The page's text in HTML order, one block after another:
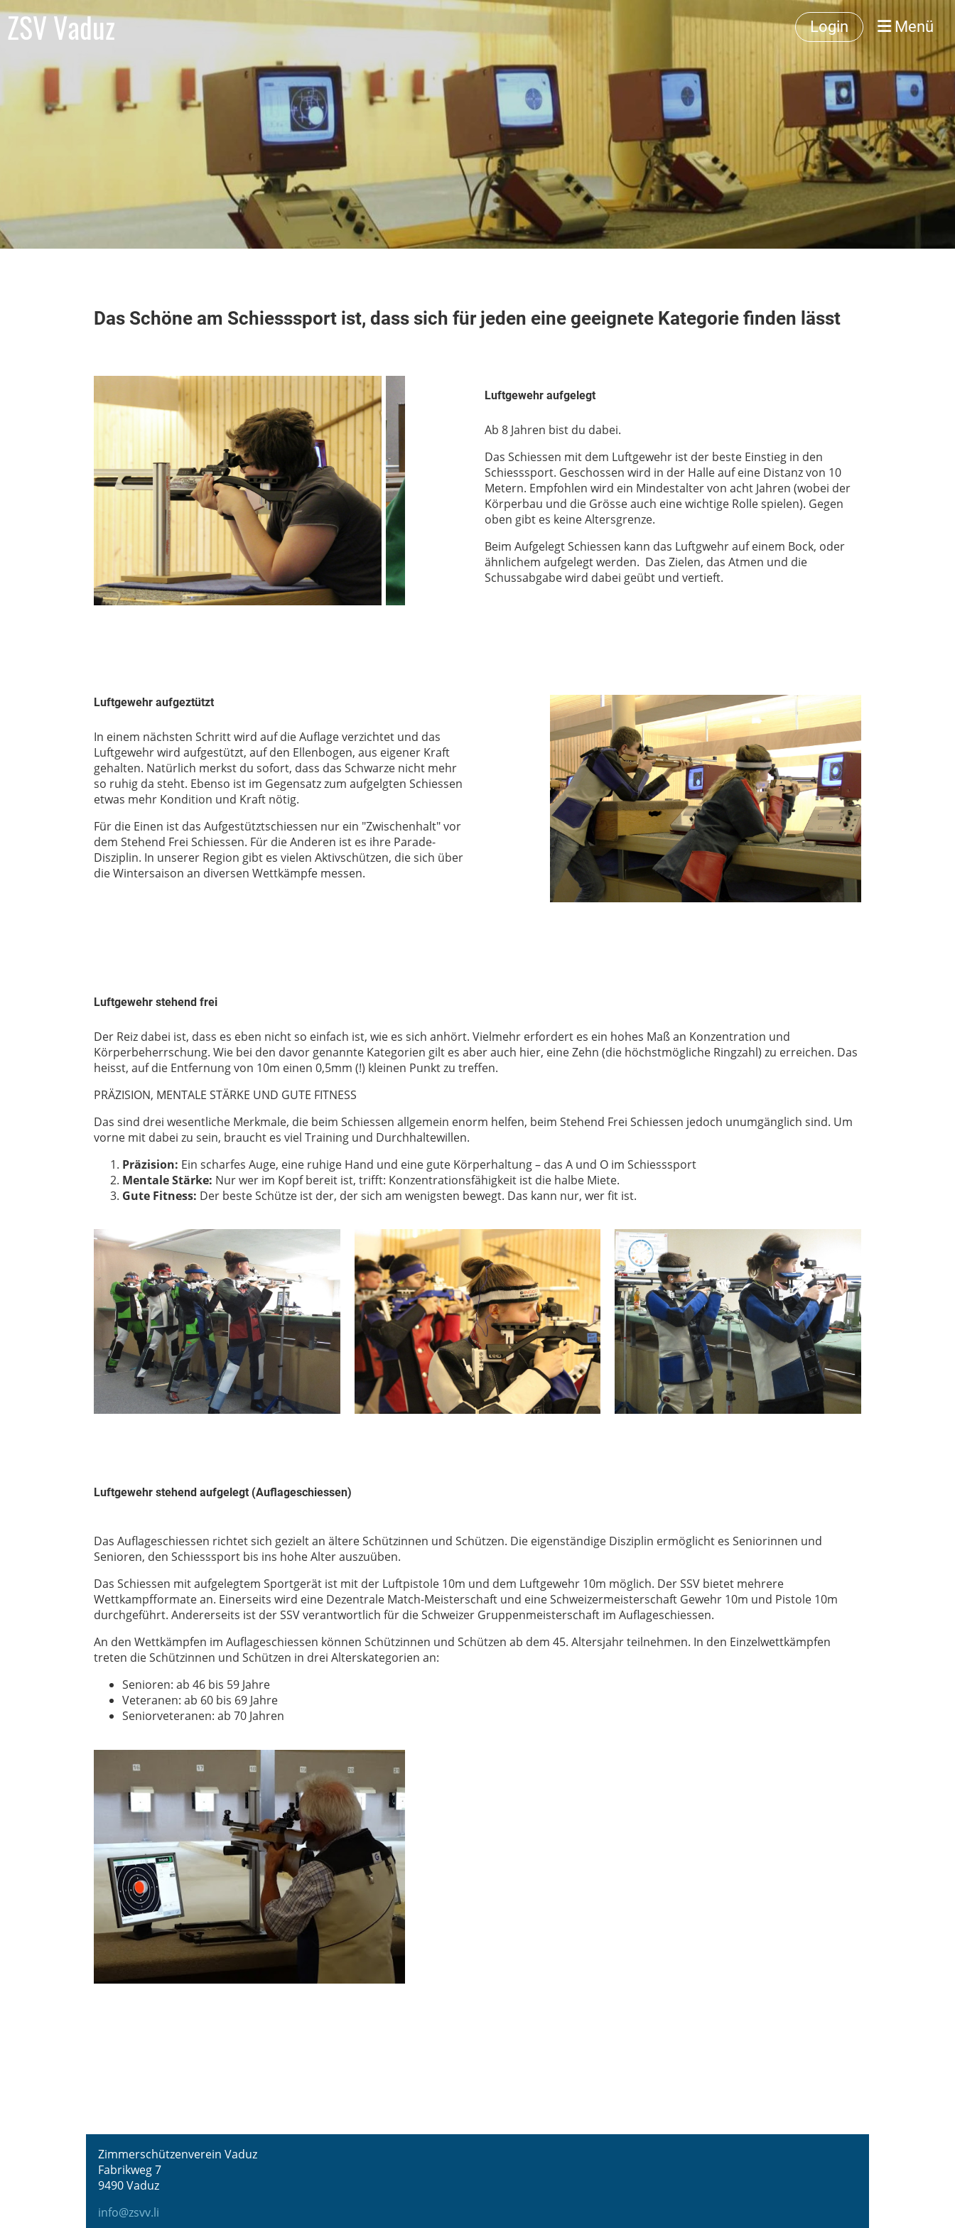
ZSV Vaduz Login Menü
Das Schöne am Schiesssport ist, dass sich für jeden eine geeignete Kategorie finden lässt
Luftgewehr aufgelegt
Ab 8 Jahren bist du dabei.
Das Schiessen mit dem Luftgewehr ist der beste Einstieg in den
Schiesssport. Geschossen wird in der Halle auf eine Distanz von 10
Metern. Empfohlen wird ein Mindestalter von acht Jahren (wobei der
Körperbau und die Grösse auch eine wichtige Rolle spielen). Gegen
oben gibt es keine Altersgrenze.
Beim Aufgelegt Schiessen kann das Luftgwehr auf einem Bock, oder
ähnlichem aufgelegt werden. Das Zielen, das Atmen und die
Schussabgabe wird dabei geübt und vertieft.
Luftgewehr aufgeztützt
In einem nächsten Schritt wird auf die Auflage verzichtet und das
Luftgewehr wird aufgestützt, auf den Ellenbogen, aus eigener Kraft
gehalten. Natürlich merkst du sofort, dass das Schwarze nicht mehr
so ruhig da steht. Ebenso ist im Gegensatz zum aufgelgten Schiessen
etwas mehr Kondition und Kraft nötig.
Für die Einen ist das Aufgestütztschiessen nur ein "Zwischenhalt" vor
dem Stehend Frei Schiessen. Für die Anderen ist es ihre Parade-
Disziplin. In unserer Region gibt es vielen Aktivschützen, die sich über
die Wintersaison an diversen Wettkämpfe messen.
Luftgewehr stehend frei
Der Reiz dabei ist, dass es eben nicht so einfach ist, wie es sich anhört. Vielmehr erfordert es ein hohes Maß an Konzentration und
Körperbeherrschung. Wie bei den davor genannte Kategorien gilt es aber auch hier, eine Zehn (die höchstmögliche Ringzahl) zu erreichen. Das
heisst, auf die Entfernung von 10m einen 0,5mm (!) kleinen Punkt zu treffen.
PRÄZISION, MENTALE STÄRKE UND GUTE FITNESS
Das sind drei wesentliche Merkmale, die beim Schiessen allgemein enorm helfen, beim Stehend Frei Schiessen jedoch unumgänglich sind. Um
vorne mit dabei zu sein, braucht es viel Training und Durchhaltewillen.
Präzision: Ein scharfes Auge, eine ruhige Hand und eine gute Körperhaltung – das A und O im Schiesssport
Mentale Stärke: Nur wer im Kopf bereit ist, trifft: Konzentrationsfähigkeit ist die halbe Miete.
Gute Fitness: Der beste Schütze ist der, der sich am wenigsten bewegt. Das kann nur, wer fit ist.
Luftgewehr stehend aufgelegt (Auflageschiessen)
Das Auflageschiessen richtet sich gezielt an ältere Schützinnen und Schützen. Die eigenständige Disziplin ermöglicht es Seniorinnen und
Senioren, den Schiesssport bis ins hohe Alter auszuüben.
Das Schiessen mit aufgelegtem Sportgerät ist mit der Luftpistole 10m und dem Luftgewehr 10m möglich. Der SSV bietet mehrere
Wettkampfformate an. Einerseits wird eine Dezentrale Match-Meisterschaft und eine Schweizermeisterschaft Gewehr 10m und Pistole 10m
durchgeführt. Andererseits ist der SSV verantwortlich für die Schweizer Gruppenmeisterschaft im Auflageschiessen.
An den Wettkämpfen im Auflageschiessen können Schützinnen und Schützen ab dem 45. Altersjahr teilnehmen. In den Einzelwettkämpfen
treten die Schützinnen und Schützen in drei Alterskategorien an:
Senioren: ab 46 bis 59 Jahre
Veteranen: ab 60 bis 69 Jahre
Seniorveteranen: ab 70 Jahren
Zimmerschützenverein Vaduz
Fabrikweg 7
9490 Vaduz
info@zsvv.li